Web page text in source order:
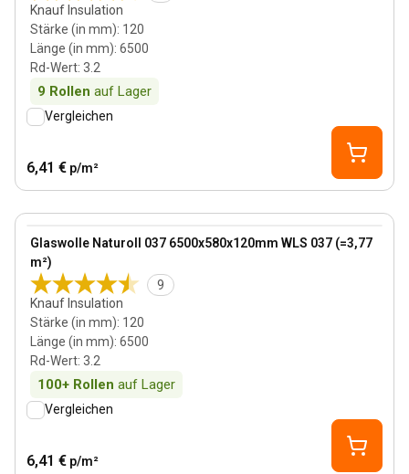
Knauf Insulation
Stärke (in mm): 120
Länge (in mm): 6500
Rd-Wert: 3.2
9 Rollen auf Lager
Vergleichen
6,41 € p/m²
Glaswolle Naturoll 037 6500x580x120mm WLS 037 (=3,77
m²)
9
Knauf Insulation
Stärke (in mm): 120
Länge (in mm): 6500
Rd-Wert: 3.2
100+ Rollen auf Lager
View product
Vergleichen
6,41 € p/m²